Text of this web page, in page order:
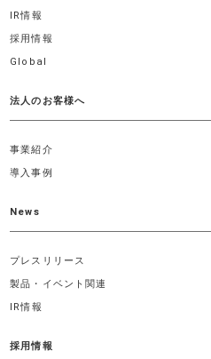
IR情報
採用情報
Global
法人のお客様へ
事業紹介
導入事例
News
プレスリリース
製品・イベント関連
IR情報
採用情報